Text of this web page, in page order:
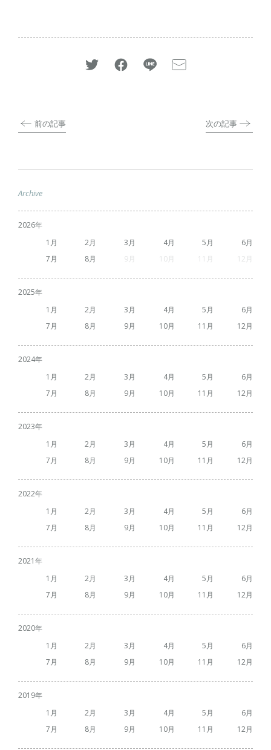
前の記事 次の記事
Archive
2026
1
2 3 4 5
6
7
8 9 10 11 12
2025
1
2 3 4 5
6
7
8 9 10 11 12
2024
1
2 3 4 5
6
7
8 9 10 11 12
2023
1
2 3 4 5
6
7
8 9 10 11 12
2022
1
2 3 4 5
6
7
8 9 10 11 12
2021
1
2 3 4 5
6
7
8 9 10 11 12
2020
1
2 3 4 5
6
7
8 9 10 11 12
2019
1
2 3 4 5
6
7
8 9 10 11 12